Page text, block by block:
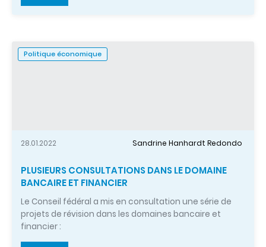
Politique économique
28.01.2022 Sandrine Hanhardt Redondo
PLUSIEURS CONSULTATIONS DANS LE DOMAINE
BANCAIRE ET FINANCIER
Le Conseil fédéral a mis en consultation une série de
projets de révision dans les domaines bancaire et
financier :